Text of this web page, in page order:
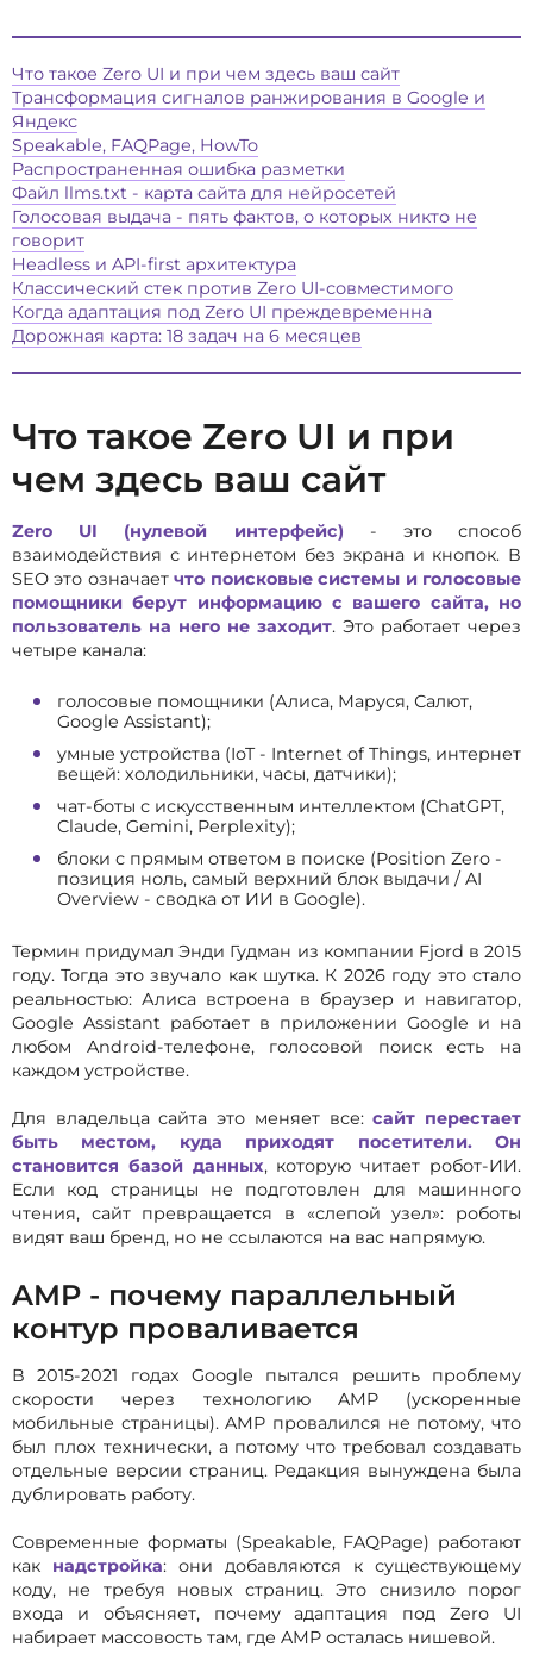
Что такое Zero UI и при чем здесь ваш сайт
Трансформация сигналов ранжирования в Google и
Яндекс
Speakable, FAQPage, HowTo
Распространенная ошибка разметки
Файл llms.txt - карта сайта для нейросетей
Голосовая выдача - пять фактов, о которых никто не
говорит
Headless и API-first архитектура
Классический стек против Zero UI-совместимого
Когда адаптация под Zero UI преждевременна
Дорожная карта: 18 задач на 6 месяцев
Что такое Zero UI и при
чем здесь ваш сайт
Zero UI (нулевой интерфейс) - это способ
взаимодействия с интернетом без экрана и кнопок. В
SEO это означаетчто поисковые системы и голосовые
помощники берут информацию с вашего сайта, но
пользователь на него не заходит. Это работает через
четыре канала:
голосовые помощники (Алиса, Маруся, Салют,
Google Assistant);
умные устройства (IoT - Internet of Things, интернет
вещей: холодильники, часы, датчики);
чат-боты с искусственным интеллектом (ChatGPT,
Claude, Gemini, Perplexity);
блоки с прямым ответом в поиске (Position Zero -
позиция ноль, самый верхний блок выдачи / AI
Overview - сводка от ИИ в Google).
Термин придумал Энди Гудман из компании Fjord в 2015
году. Тогда это звучало как шутка. К 2026 году это стало
реальностью: Алиса встроена в браузер и навигатор,
Google Assistant работает в приложении Google и на
любом Android-телефоне, голосовой поиск есть на
каждом устройстве.
Для владельца сайта это меняет все:сайт перестает
быть местом, куда приходят посетители. Он
становится базой данных, которую читает робот-ИИ.
Если код страницы не подготовлен для машинного
чтения, сайт превращается в «слепой узел»: роботы
видят ваш бренд, но не ссылаются на вас напрямую.
AMP - почему параллельный
контур проваливается
В 2015-2021 годах Google пытался решить проблему
скорости через технологию AMP (ускоренные
мобильные страницы). AMP провалился не потому, что
был плох технически, а потому что требовал создавать
отдельные версии страниц. Редакция вынуждена была
дублировать работу.
Современные форматы (Speakable, FAQPage) работают
как надстройка: они добавляются к существующему
коду, не требуя новых страниц. Это снизило порог
входа и объясняет, почему адаптация под Zero UI
набирает массовость там, где AMP осталась нишевой.